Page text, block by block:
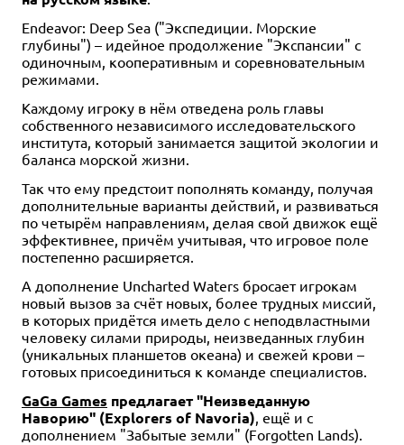
Endeavor: Deep Sea ("Экспедиции. Морские
глубины") – идейное продолжение "Экспансии" с
одиночным, кооперативным и соревновательным
режимами.
Каждому игроку в нём отведена роль главы
собственного независимого исследовательского
института, который занимается защитой экологии и
баланса морской жизни.
Так что ему предстоит пополнять команду, получая
дополнительные варианты действий, и развиваться
по четырём направлениям, делая свой движок ещё
эффективнее, причём учитывая, что игровое поле
постепенно расширяется.
А дополнение Uncharted Waters бросает игрокам
новый вызов за счёт новых, более трудных миссий,
в которых придётся иметь дело с неподвластными
человеку силами природы, неизведанных глубин
(уникальных планшетов океана) и свежей крови –
готовых присоединиться к команде специалистов.
GaGa Games предлагает "Неизведанную
Наворию" (Explorers of Navoria), ещё и с
дополнением "Забытые земли" (Forgotten Lands).